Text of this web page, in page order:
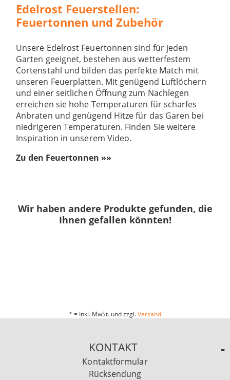
Edelrost Feuerstellen:
Feuertonnen und Zubehör
Unsere Edelrost Feuertonnen sind für jeden
Garten geeignet, bestehen aus wetterfestem
Cortenstahl und bilden das perfekte Match mit
unseren Feuerplatten. Mit genügend Luftlöchern
und einer seitlichen Öffnung zum Nachlegen
erreichen sie hohe Temperaturen für scharfes
Anbraten und genügend Hitze für das Garen bei
niedrigeren Temperaturen. Finden Sie weitere
Inspiration in unserem Video.
Zu den Feuertonnen »»
Wir haben andere Produkte gefunden, die
Ihnen gefallen könnten!
* = Inkl. MwSt. und zzgl.Versand
KONTAKT
Kontaktformular
Rücksendung